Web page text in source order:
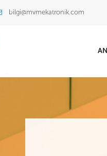
bilgi@mvmekatronik.com